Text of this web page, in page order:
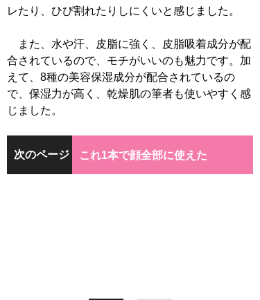
レたり、ひび割れたりしにくいと感じました。
また、水や汗、皮脂に強く、皮脂吸着成分が配
合されているので、モチがいいのも魅力です。加
えて、8種の美容保湿成分が配合されているの
で、保湿力が高く、乾燥肌の筆者も使いやすく感
じました。
次のページ これ1本で顔全部に使えた